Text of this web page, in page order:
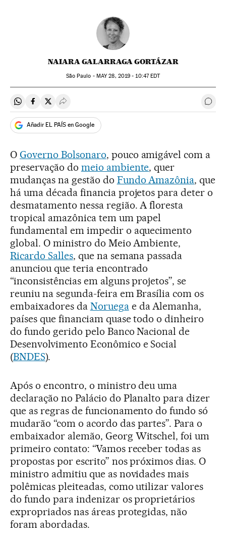
NAIARA GALARRAGA GORTÁZAR
São Paulo - MAY28, 2019 - 10:47EDT
Compartir en Whatsapp
Compartir en Facebook
Compartir en Twitter
Desplegar Redes Sociales
Añadir EL PAÍS en Google
O Governo Bolsonaro, pouco amigável com a
preservação do meio ambiente, quer
mudanças na gestão do Fundo Amazônia, que
há uma década financia projetos para deter o
desmatamento nessa região. A floresta
tropical amazônica tem um papel
fundamental em impedir o aquecimento
global. O ministro do Meio Ambiente,
Ricardo Salles, que na semana passada
anunciou que teria encontrado
“inconsistências em alguns projetos”, se
reuniu na segunda-feira em Brasília com os
embaixadores da Noruegae da Alemanha,
países que financiam quase todo o dinheiro
do fundo gerido pelo Banco Nacional de
Desenvolvimento Econômico e Social
(BNDES).
Após o encontro, o ministro deu uma
declaração no Palácio do Planalto para dizer
que as regras de funcionamento do fundo só
mudarão “com o acordo das partes”. Para o
embaixador alemão, Georg Witschel, foi um
primeiro contato: “Vamos receber todas as
propostas por escrito” nos próximos dias. O
ministro admitiu que as novidades mais
polêmicas pleiteadas, como utilizar valores
do fundo para indenizar os proprietários
expropriados nas áreas protegidas, não
foram abordadas.